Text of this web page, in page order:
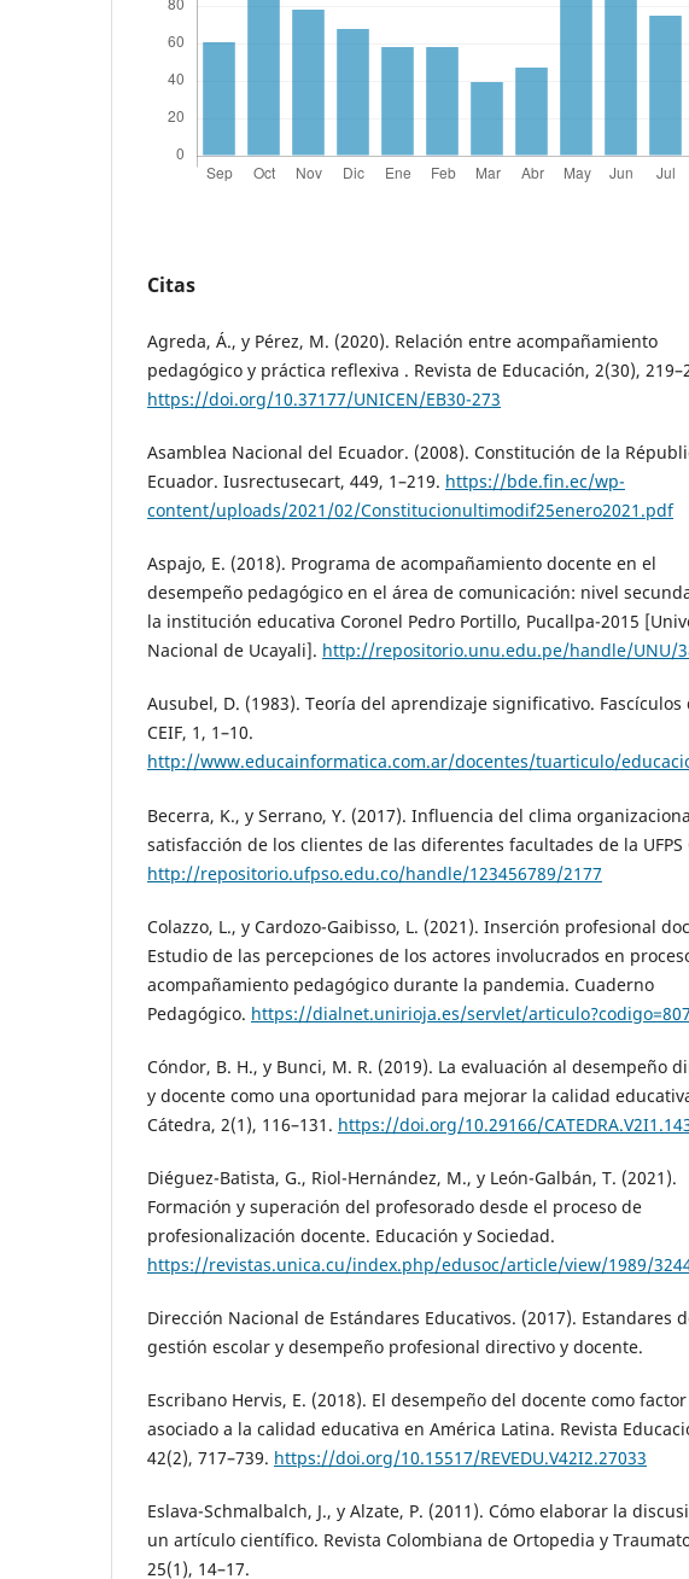
Citas
Agreda, Á., y Pérez, M. (2020). Relación entre acompañamiento
pedagógico y práctica reflexiva . Revista de Educación, 2(30),
https://doi.org/10.37177/UNICEN/EB30-273
Asamblea Nacional del Ecuador. (2008). Constitución de la
Ecuador. Iusrectusecart, 449, 1–219. https://bde.fin.ec/wp-
content/uploads/2021/02/Constitucionultimodif25enero2021.pdf
Aspajo, E. (2018). Programa de acompañamiento docente en el
desempeño pedagógico en el área de comunicación: nivel
la institución educativa Coronel Pedro Portillo, Pucallpa-2015
Nacional de Ucayali]. http://repositorio.unu.edu.pe/handle/UNU/
Ausubel, D. (1983). Teoría del aprendizaje significativo. Fascículos
CEIF, 1, 1–10.
http://www.educainformatica.com.ar/docentes/tuarticulo/
Becerra, K., y Serrano, Y. (2017). Influencia del clima
satisfacción de los clientes de las diferentes facultades de la UFPS
http://repositorio.ufpso.edu.co/handle/123456789/2177
Colazzo, L., y Cardozo-Gaibisso, L. (2021). Inserción profesional
Estudio de las percepciones de los actores involucrados en
acompañamiento pedagógico durante la pandemia. Cuaderno
Pedagógico. https://dialnet.unirioja.es/servlet/
Cóndor, B. H., y Bunci, M. R. (2019). La evaluación al desempeño
y docente como una oportunidad para mejorar la calidad
Cátedra, 2(1), 116–131. https://doi.org/10.29166/
Diéguez-Batista, G., Riol-Hernández, M., y León-Galbán, T. (2021).
Formación y superación del profesorado desde el proceso de
profesionalización docente. Educación y Sociedad.
https://revistas.unica.cu/index.php/edusoc/article/view/1989/
Dirección Nacional de Estándares Educativos. (2017). Estandares
gestión escolar y desempeño profesional directivo y docente.
Escribano Hervis, E. (2018). El desempeño del docente como factor
asociado a la calidad educativa en América Latina. Revista
42(2), 717–739. https://doi.org/10.15517/REVEDU.V42I2.27033
Eslava-Schmalbalch, J., y Alzate, P. (2011). Cómo elaborar la
un artículo científico. Revista Colombiana de Ortopedia y
25(1), 14–17.